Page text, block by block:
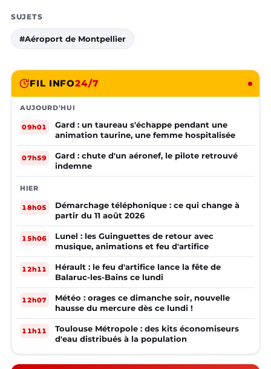
SUJETS
#Aéroport de Montpellier
FIL INFO24/7
AUJOURD'HUI
09h01
Gard : un taureau s'échappe pendant une
animation taurine, une femme hospitalisée
07h59
Gard : chute d'un aéronef, le pilote retrouvé
indemne
HIER
18h05
Démarchage téléphonique : ce qui change à
partir du 11 août 2026
15h06
Lunel : les Guinguettes de retour avec
musique, animations et feu d'artifice
12h11
Hérault : le feu d'artifice lance la fête de
Balaruc-les-Bains ce lundi
12h07
Météo : orages ce dimanche soir, nouvelle
hausse du mercure dès ce lundi !
11h11
Toulouse Métropole : des kits économiseurs
d'eau distribués à la population